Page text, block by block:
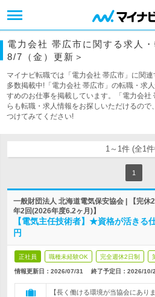
電力会社 帯広市に関する求人
8/7（金）更新＞
マイナビ転職では「電力会社 帯広市」に関
多数掲載中!「電力会社 帯広市」の転職・求
すめのお仕事を掲載しています。「電力会
らも転職・求人情報をお探しいただけるの
つけてみてください!
1～1件 (全1
1
一般財団法人 北海道電気保安協会 | 【完
年2回(2026年度6.2ヶ月)】
【電気主任技術者】★資格が活き
円
正社員 職種未経験OK 完全週休2日制
情報更新日：2026/07/31 終了予定日： 2026/10/
【長く働ける環境が当協会にあ